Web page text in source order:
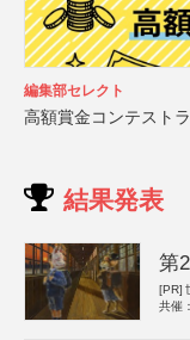
編集部セレクト
高額賞金コンテスト
結果発表
第
[PR]
共催